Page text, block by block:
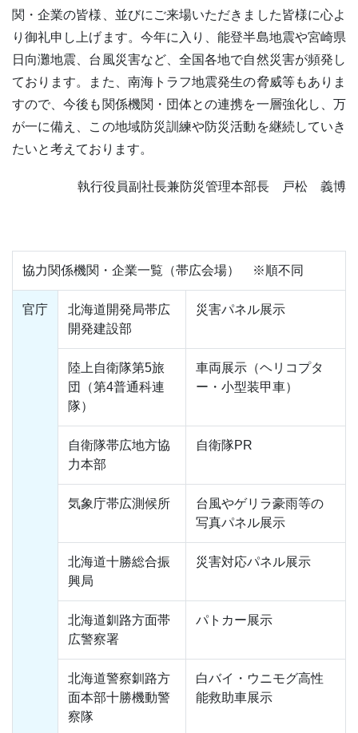
関・企業の皆様、並びにご来場いただきました皆様に心よ
り御礼申し上げます。今年に入り、能登半島地震や宮崎県
日向灘地震、台風災害など、全国各地で自然災害が頻発し
ております。また、南海トラフ地震発生の脅威等もありま
すので、今後も関係機関・団体との連携を一層強化し、万
が一に備え、この地域防災訓練や防災活動を継続していき
たいと考えております。
執行役員副社長兼防災管理本部長 戸松 義博
協力関係機関・企業一覧（帯広会場） ※順不同
官庁
北海道開発局帯広
開発建設部
災害パネル展示
陸上自衛隊第5旅
団（第4普通科連
隊）
車両展示（ヘリコプタ
ー・小型装甲車）
自衛隊帯広地方協
力本部
自衛隊PR
気象庁帯広測候所
台風やゲリラ豪雨等の
写真パネル展示
北海道十勝総合振
興局
災害対応パネル展示
北海道釧路方面帯
広警察署
パトカー展示
北海道警察釧路方
面本部十勝機動警
察隊
白バイ・ウニモグ高性
能救助車展示